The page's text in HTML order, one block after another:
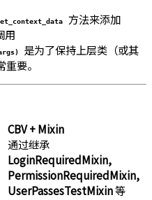
方法来添加
用
是为了保持上层类（或其
要。
CBV + Mixin
通过继承
LoginRequiredMixin,
PermissionRequiredMixin,
UserPassesTestMixin等